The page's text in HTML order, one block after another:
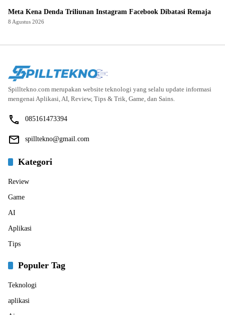
Meta Kena Denda Triliunan Instagram Facebook Dibatasi Remaja
8 Agustus 2026
Spilltekno.com merupakan website teknologi yang selalu update informasi
mengenai Aplikasi, AI, Review, Tips & Trik, Game, dan Sains.
085161473394
spilltekno@gmail.com
Kategori
Review
Game
AI
Aplikasi
Tips
Populer Tag
Teknologi
aplikasi